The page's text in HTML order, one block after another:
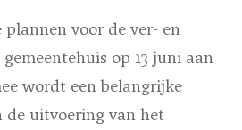
voor de ver- en
op 13 juni aan
wordt een belangrijke
de uitvoering van het